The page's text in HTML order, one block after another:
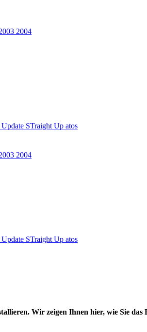
2004
STraight Up atos
2004
STraight Up atos
Wir zeigen Ihnen hier, wie Sie